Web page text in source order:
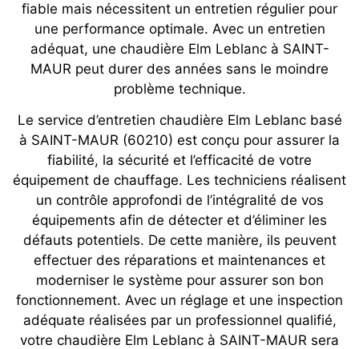
fiable mais nécessitent un entretien régulier pour
une performance optimale. Avec un entretien
adéquat, une chaudière Elm Leblanc à SAINT-
MAUR peut durer des années sans le moindre
problème technique.
Le service d’entretien chaudière Elm Leblanc basé
à SAINT-MAUR (60210) est conçu pour assurer la
fiabilité, la sécurité et l’efficacité de votre
équipement de chauffage. Les techniciens réalisent
un contrôle approfondi de l’intégralité de vos
équipements afin de détecter et d’éliminer les
défauts potentiels. De cette manière, ils peuvent
effectuer des réparations et maintenances et
moderniser le système pour assurer son bon
fonctionnement. Avec un réglage et une inspection
adéquate réalisées par un professionnel qualifié,
votre chaudière Elm Leblanc à SAINT-MAUR sera